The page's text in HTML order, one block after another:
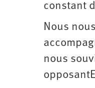
constant
Nous
nous